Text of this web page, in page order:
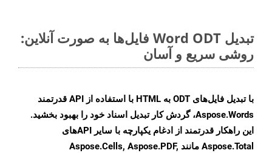
تبدیل Word ODT فایل‌ها به صورت آنلاین:
روشی سریع و آسان
با تبدیل فایل‌های ODT به HTML با استفاده از API قدرتمند
Aspose.Words، گردش کار تبدیل اسناد خود را بهبود بخشید.
این راهکار قدرتمند از ادغام یکپارچه با سایر APIهای
Aspose.Total مانند Aspose.Cells, Aspose.PDF,